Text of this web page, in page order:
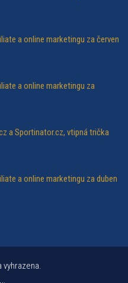
a online marketingu za červen
a online marketingu za
a Sportinator.cz, vtipná trička
a online marketingu za duben
vyhrazena.